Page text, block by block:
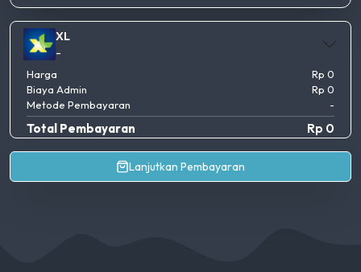
XL
-
Harga
Rp 0
Biaya Admin
Rp 0
Metode Pembayaran
-
Total Pembayaran Rp 0
Lanjutkan Pembayaran